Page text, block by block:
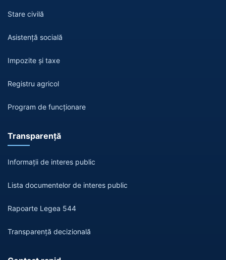
Stare civilă
Asistență socială
Impozite și taxe
Registru agricol
Program de funcționare
Transparență
Informații de interes public
Lista documentelor de interes public
Rapoarte Legea 544
Transparență decizională